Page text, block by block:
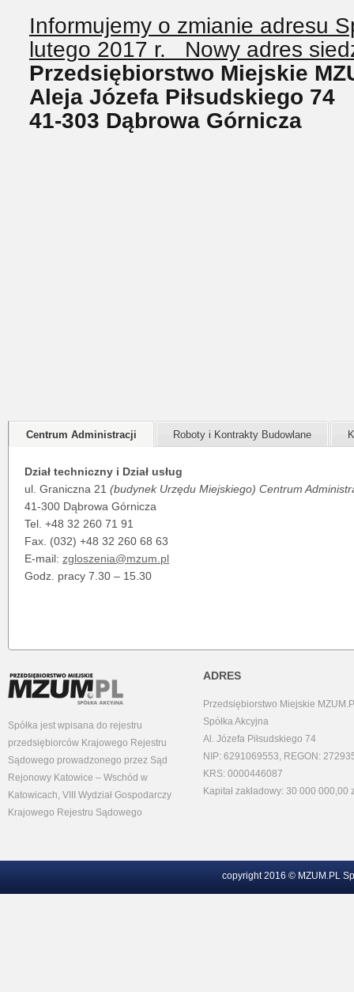
Informujemy o zmianie adresu
lutego 2017 r. Nowy adres
Przedsiębiorstwo Miejskie
Aleja Józefa Piłsudskiego 74
41-303 Dąbrowa Górnicza
Centrum Administracji Roboty i Kontrakty Budowlane
Dział techniczny i Dział usług
ul. Graniczna 21 (budynek Urzędu Miejskiego) Centrum
41-300 Dąbrowa Górnicza
Tel. +48 32 260 71 91
Fax. (032) +48 32 260 68 63
E-mail: zgloszenia@mzum.pl
Godz. pracy 7.30 – 15.30
Spółka jest wpisana do rejestru
przedsiębiorców Krajowego Rejestru
Sądowego prowadzonego przez Sąd
Rejonowy Katowice – Wschód w
Katowicach, VIII Wydział Gospodarczy
Krajowego Rejestru Sądowego
ADRES
Przedsiębiorstwo Miejskie
Spółka Akcyjna
Al. Józefa Piłsudskiego 74
NIP: 6291069553, REGON:
KRS: 0000446087
Kapitał zakładowy: 30 000 000,00
copyright 2016 © MZUM.PL